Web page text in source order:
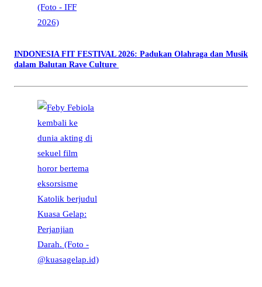
INDONESIA FIT FESTIVAL 2026: Padukan Olahraga dan Musik
dalam Balutan Rave Culture